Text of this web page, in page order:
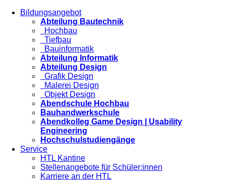
Bildungsangebot
Abteilung Bautechnik
Hochbau
Tiefbau
Bauinformatik
Abteilung Informatik
Abteilung Design
Grafik Design
Malerei Design
Objekt Design
Abendschule Hochbau
Bauhandwerkschule
Abendkolleg Game Design | Usability
Engineering
Hochschulstudiengänge
Service
HTL Kantine
Stellenangebote für Schüler:innen
Karriere an der HTL